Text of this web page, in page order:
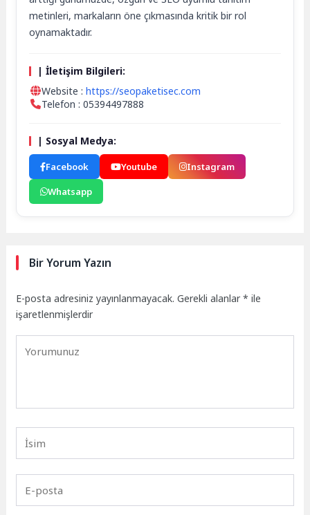
metinleri, markaların öne çıkmasında kritik bir rol
oynamaktadır.
| İletişim Bilgileri:
Website :https://seopaketisec.com
Telefon : 05394497888
| Sosyal Medya:
Facebook Youtube
Instagram
Whatsapp
Bir Yorum Yazın
E-posta adresiniz yayınlanmayacak. Gerekli alanlar* ile
işaretlenmişlerdir